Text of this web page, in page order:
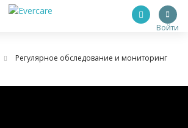
Войти
Регулярное обследование и мониторинг